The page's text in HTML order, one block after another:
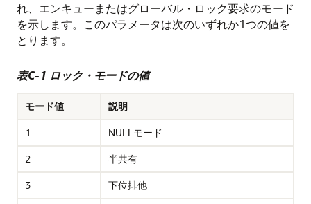
れ、エンキューまたはグローバル・ロック要求のモード
を示します。このパラメータは次のいずれか1つの値を
とります。
表C-1 ロック・モードの値
モード値
説明
1
NULLモード
2
半共有
3
下位排他